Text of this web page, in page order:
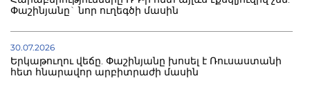
Փաշինյանը` նոր ուղեգծի մասին
30.07.2026
Երկաթուղու վեճը. Փաշինյանը խոսել է Ռուսաստանի
հետ հնարավոր արբիտրաժի մասին